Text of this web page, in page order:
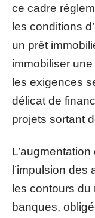
ce cadre
les conditions
un prêt
immobiliser
les exigences
délicat de
projets sortant
l’impulsion des
les contours du
banques,